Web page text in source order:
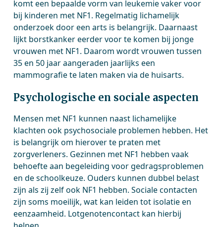
komt een bepaalde vorm van leukemie vaker voor
bij kinderen met NF1. Regelmatig lichamelijk
onderzoek door een arts is belangrijk. Daarnaast
lijkt borstkanker eerder voor te komen bij jonge
vrouwen met NF1. Daarom wordt vrouwen tussen
35 en 50 jaar aangeraden jaarlijks een
mammografie te laten maken via de huisarts.
Psychologische en sociale aspecten
Mensen met NF1 kunnen naast lichamelijke
klachten ook psychosociale problemen hebben. Het
is belangrijk om hierover te praten met
zorgverleners. Gezinnen met NF1 hebben vaak
behoefte aan begeleiding voor gedragsproblemen
en de schoolkeuze. Ouders kunnen dubbel belast
zijn als zij zelf ook NF1 hebben. Sociale contacten
zijn soms moeilijk, wat kan leiden tot isolatie en
eenzaamheid. Lotgenotencontact kan hierbij